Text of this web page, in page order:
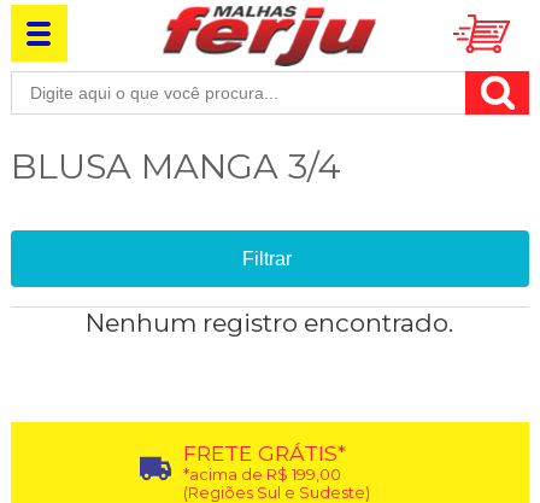
BLUSA MANGA 3/4
Filtrar
Nenhum registro encontrado.
FRETE GRÁTIS*
*acima de R$ 199,00
(Regiões Sul e Sudeste)